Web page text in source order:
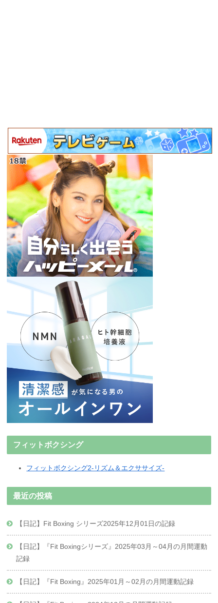
フィットボクシング
フィットボクシング2-リズム＆エクササイズ-
最近の投稿
【日記】Fit Boxing シリーズ2025年12月01日の記録
【日記】『Fit Boxingシリーズ』2025年03月～04月の月間運動
記録
【日記】『Fit Boxing』2025年01月～02月の月間運動記録